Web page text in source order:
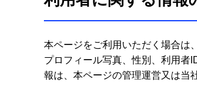
本ページをご利用いただく場合は
プロフィール写真、性別、利用者
報は、本ページの管理運営又は当